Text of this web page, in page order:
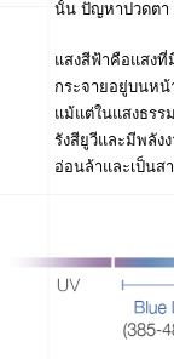
นั้น ปัญหาปวดตา
แสงสีฟ้าคือแสงที่
กระจายอยู่บนห
แม้แต่ในแสงธรร
รังสียูวีและมีพลัง
อ่อนล้าและเป็นส